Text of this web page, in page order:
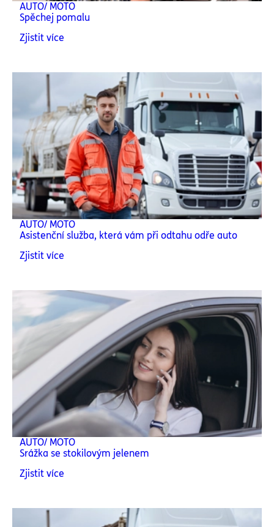
AUTO/ MOTO
Spěchej pomalu
Zjistit více
AUTO/ MOTO
Asistenční služba, která vám při odtahu odře auto
Zjistit více
AUTO/ MOTO
Srážka se stokilovým jelenem
Zjistit více